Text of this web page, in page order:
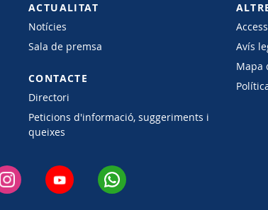
ACTUALITAT
Notícies
Sala de premsa
CONTACTE
Directori
Peticions d'informació, suggeriments i
queixes
Avís
Mapa